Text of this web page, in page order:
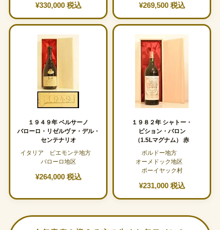
¥330,000 税込 ¥269,500 税込
１９４９年 ベルサーノ
バローロ・リゼルヴァ・デル・
センテナリオ
イタリア ピエモンテ地方
バローロ地区
¥264,000 税込
１９８２年 シャトー・
ピション・バロン
（1.5Lマグナム） 赤
ボルドー地方
オーメドック地区
ポーイヤック村
¥231,000 税込